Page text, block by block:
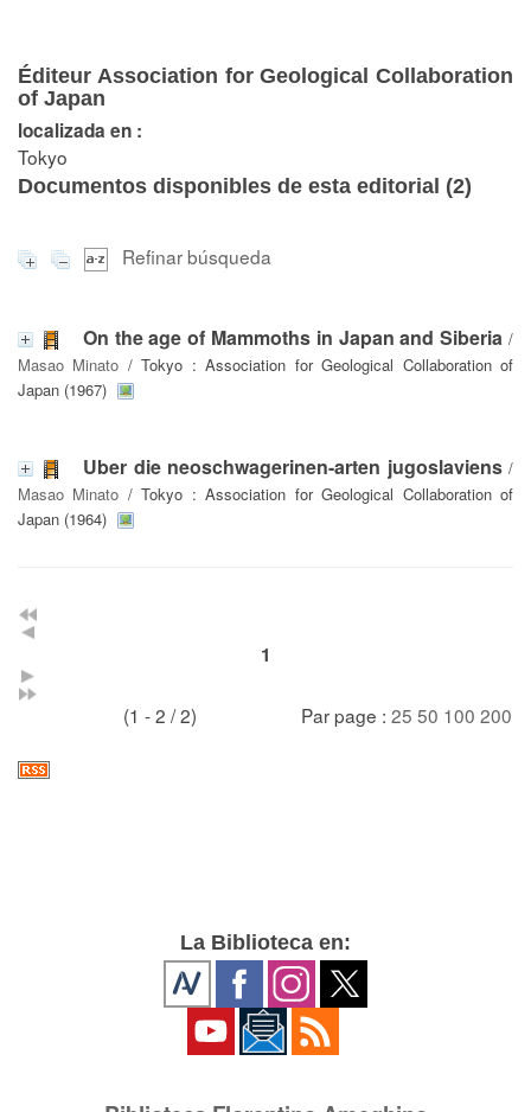
Éditeur Association for Geological Collaboration
of Japan
localizada en :
Tokyo
Documentos disponibles de esta editorial (2)
Refinar búsqueda
On the age of Mammoths in Japan and Siberia /
Masao Minato / Tokyo : Association for Geological Collaboration of
Japan (1967)
Uber die neoschwagerinen-arten jugoslaviens/
Masao Minato / Tokyo : Association for Geological Collaboration of
Japan (1964)
1
(1 - 2 / 2) Par page : 25 50 100 200
La Biblioteca en: